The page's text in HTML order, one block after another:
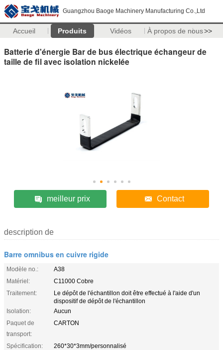
Guangzhou Baoge Machinery Manufacturing Co.,Ltd
Accueil Produits Vidéos À propos de nous>>
Batterie d'énergie Bar de bus électrique échangeur de
taille de fil avec isolation nickelée
meilleur prix Contact
description de
Barre omnibus en cuivre rigide
Modèle no.:
A38
Matériel:
C11000 Cobre
Traitement:
Le dépôt de l'échantillon doit être effectué à l'aide d'un
dispositif de dépôt de l'échantillon
Isolation:
Aucun
Paquet de
transport:
CARTON
Spécification:
260*30*3mm/personnalisé